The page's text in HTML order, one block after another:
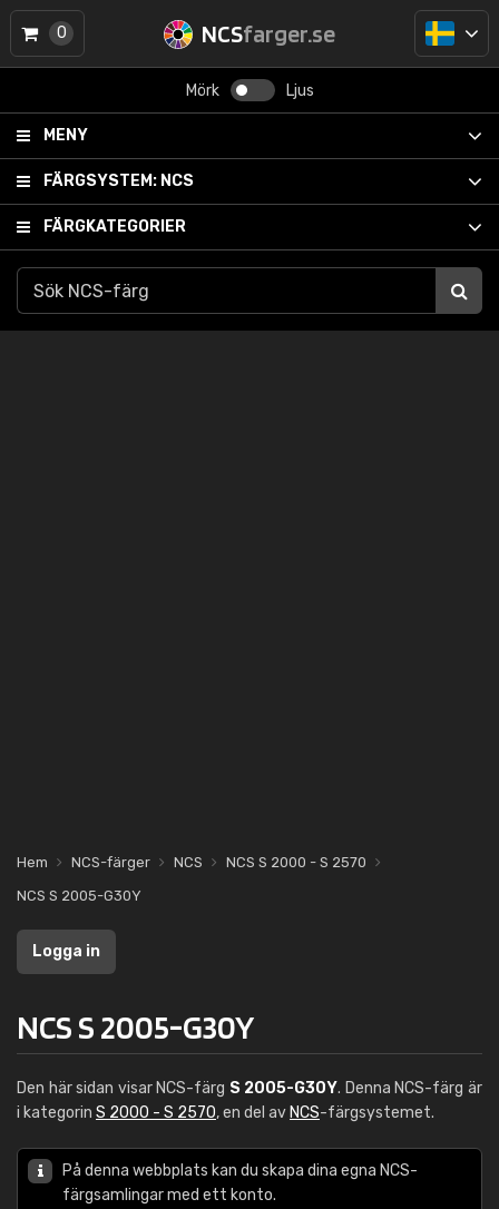
NCSfarger.se
Mörk Ljus
MENY
FÄRGSYSTEM: NCS
FÄRGKATEGORIER
0
Hem NCS-färger NCS
NCS S 2000 - S 2570
NCS S 2005-G30Y
Logga in
NCS S 2005-G30Y
Den här sidan visar NCS-färg S 2005-G30Y. Denna NCS-färg är
i kategorin S 2000 - S 2570, en del av NCS-färgsystemet.
På denna webbplats kan du skapa dina egna NCS-
färgsamlingar med ett konto.